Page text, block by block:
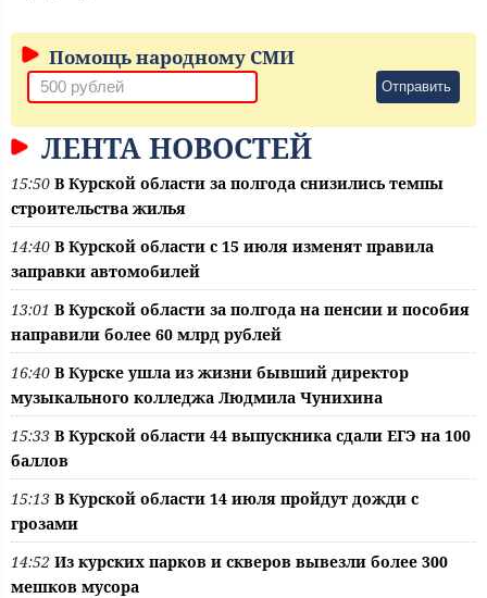
Помощь народному СМИ
Отправить
ЛЕНТА НОВОСТЕЙ
15:50 В Курской области за полгода снизились темпы
строительства жилья
14:40 В Курской области с 15 июля изменят правила
заправки автомобилей
13:01 В Курской области за полгода на пенсии и пособия
направили более 60 млрд рублей
16:40 В Курске ушла из жизни бывший директор
музыкального колледжа Людмила Чунихина
15:33 В Курской области 44 выпускника сдали ЕГЭ на 100
баллов
15:13 В Курской области 14 июля пройдут дожди с
грозами
14:52 Из курских парков и скверов вывезли более 300
мешков мусора